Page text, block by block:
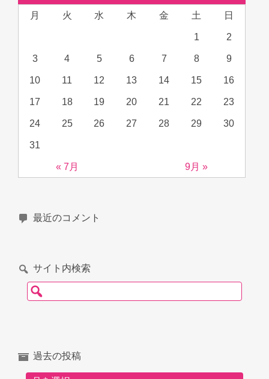
月 火 水 木 金 土 日
« 7月 9月 »
1 2
3 4 5 6 7 8 9
10 11 12 13 14 15 16
17 18 19 20 21 22 23
24 25 26 27 28 29 30
31
最近のコメント
サイト内検索
検索:
過去の投稿